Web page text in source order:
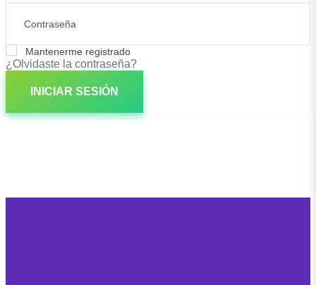
Mantenerme registrado
¿Olvidaste la contraseña?
INICIAR SESIÓN